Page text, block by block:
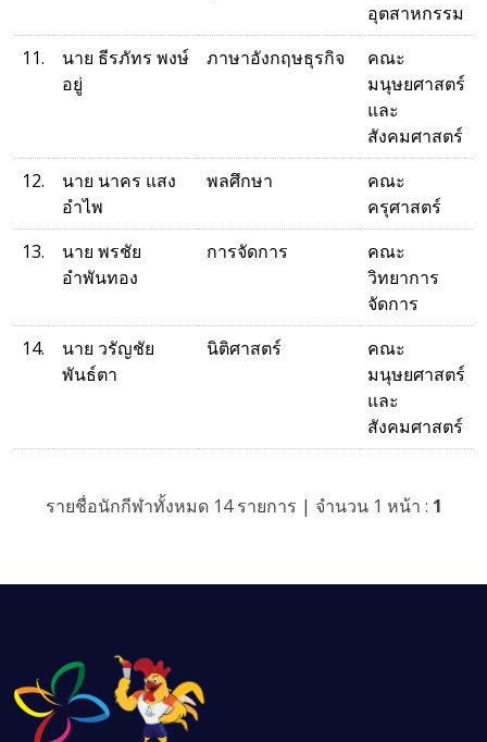
อุตสาหกรรม
11.
นาย ธีรภัทร พงษ์
อยู่
ภาษาอังกฤษธุรกิจ
คณะ
มนุษยศาสตร์
และ
สังคมศาสตร์
12.
นาย นาคร แสง
อำไพ
พลศึกษา
คณะ
ครุศาสตร์
13.
นาย พรชัย
อำพันทอง
การจัดการ
คณะ
วิทยาการ
จัดการ
14.
นาย วรัญชัย
พันธ์ตา
นิติศาสตร์
คณะ
มนุษยศาสตร์
และ
สังคมศาสตร์
รายชื่อนักกีฬาทั้งหมด 14 รายการ | จำนวน 1 หน้า : 1